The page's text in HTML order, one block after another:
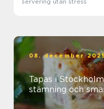
08. december
Tapas i
stämning och